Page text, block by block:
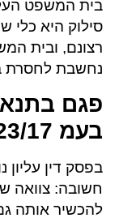
בית המשפט
סילוק היא כלי
רצונם, ובית
נחשבת לחסרת
פגם
בעמ 10223/17
חשובה: צוואה
להכשיר אותה